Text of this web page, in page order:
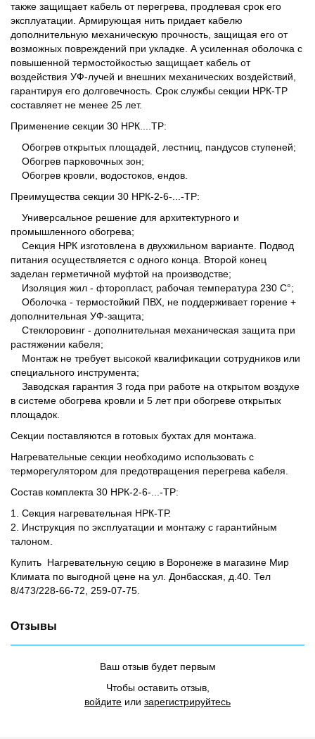
также защищает кабель от перегрева, продлевая срок его
эксплуатации. Армирующая нить придает кабелю
дополнительную механическую прочность, защищая его от
возможных повреждений при укладке. А усиленная оболочка с
повышенной термостойкостью защищает кабель от
воздействия УФ-лучей и внешних механических воздействий,
гарантируя его долговечность. Срок службы секции НРК-ТР
составляет не менее 25 лет.
Применение секции 30 НРК....ТР:
Обогрев открытых площадей, лестниц, пандусов ступеней;
Обогрев парковочных зон;
Обогрев кровли, водостоков, ендов.
Преимущества секции 30 НРК-2-6-...-ТР:
Универсальное решение для архитектурного и
промышленного обогрева;
Секция НРК изготовлена в двухжильном варианте. Подвод
питания осуществляется с одного конца. Второй конец
заделан герметичной муфтой на производстве;
Изоляция жил - фторопласт, рабочая температура 230 С°;
Оболочка - термостойкий ПВХ, не поддерживает горение +
дополнительная УФ-защита;
Стеклоровинг - дополнительная механическая защита при
растяжении кабеля;
Монтаж не требует высокой квалификации сотрудников или
специального инструмента;
Заводская гарантия 3 года при работе на открытом воздухе
в системе обогрева кровли и 5 лет при обогреве открытых
площадок.
Секции поставляются в готовых бухтах для монтажа.
Нагревательные секции необходимо использовать с
терморегулятором для предотвращения перегрева кабеля.
Состав комплекта 30 НРК-2-6-...-ТР:
1. Секция нагревательная НРК-ТР.
2. Инструкция по эксплуатации и монтажу с гарантийным
талоном.
Купить Нагревательную сецию в Воронеже в магазине Мир
Климата по выгодной цене на ул. Донбасская, д.40. Тел
8/473/228-66-72, 259-07-75.
Отзывы
Ваш отзыв будет первым
Чтобы оставить отзыв,
войдите или зарегистрируйтесь